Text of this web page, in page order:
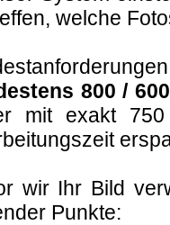
welche
800 /
mit exakt
wir Ihr Bild
Punkte: